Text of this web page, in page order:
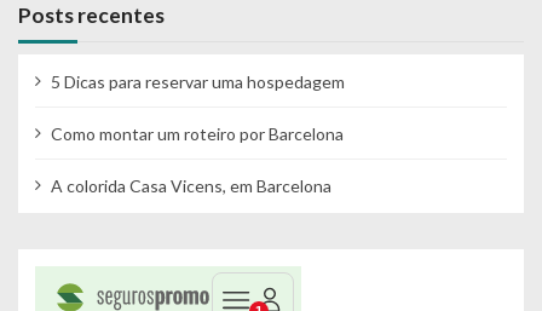
Posts recentes
5 Dicas para reservar uma hospedagem
Como montar um roteiro por Barcelona
A colorida Casa Vicens, em Barcelona